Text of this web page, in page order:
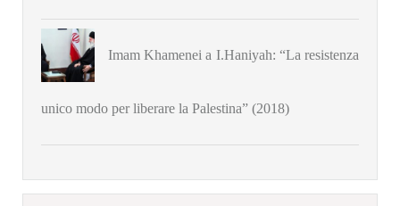
Imam Khamenei a I.Haniyah: “La resistenza
unico modo per liberare la Palestina” (2018)